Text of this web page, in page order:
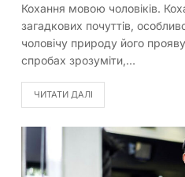
Кохання мовою чоловіків.
загадкових почуттів,
чоловічу природу його
спробах зрозуміти,…
ЧИТАТИ ДАЛІ